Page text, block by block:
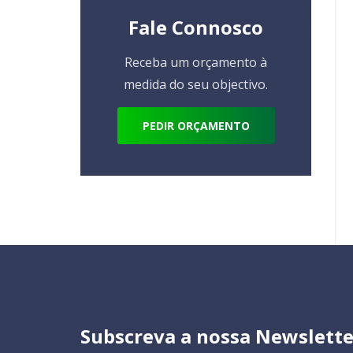
Fale Connosco
Receba um orçamento à
medida do seu objectivo.
PEDIR ORÇAMENTO
Subscreva a nossa